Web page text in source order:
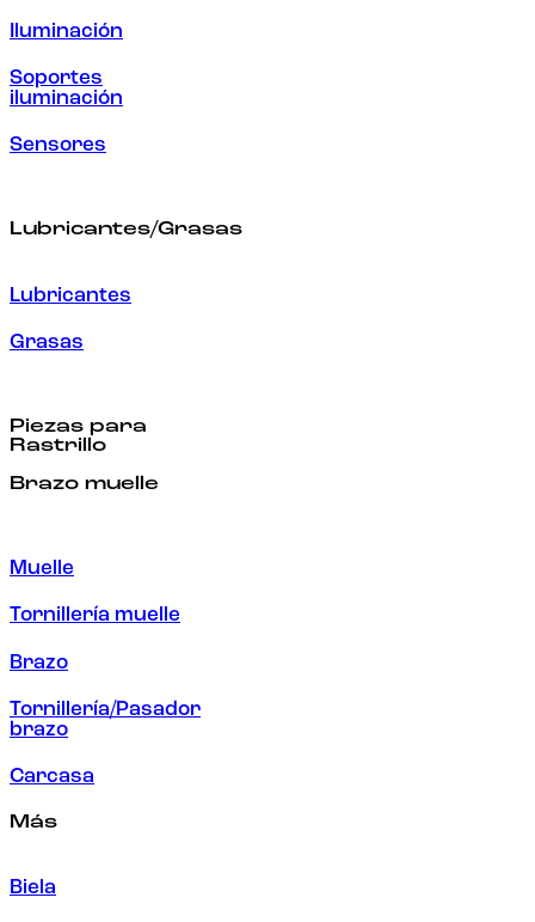
Iluminación
Soportes
iluminación
Sensores
Lubricantes/Grasas
Lubricantes
Grasas
Piezas para
Rastrillo
Brazo muelle
Muelle
Tornillería muelle
Brazo
Tornillería/Pasador
brazo
Carcasa
Más
Biela